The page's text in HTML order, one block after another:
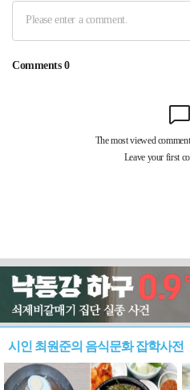
시인 최원준의 음식문화 잡학사전